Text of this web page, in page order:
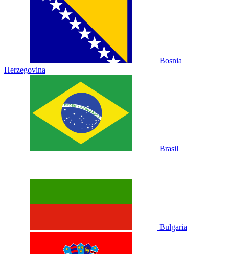
Bosnia
Herzegovina
Brasil
Bulgaria